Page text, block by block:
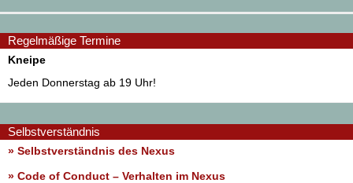
Regelmäßige Termine
Kneipe
Jeden Donnerstag ab 19 Uhr!
Selbstverständnis
» Selbstverständnis des Nexus
» Code of Conduct – Verhalten im Nexus